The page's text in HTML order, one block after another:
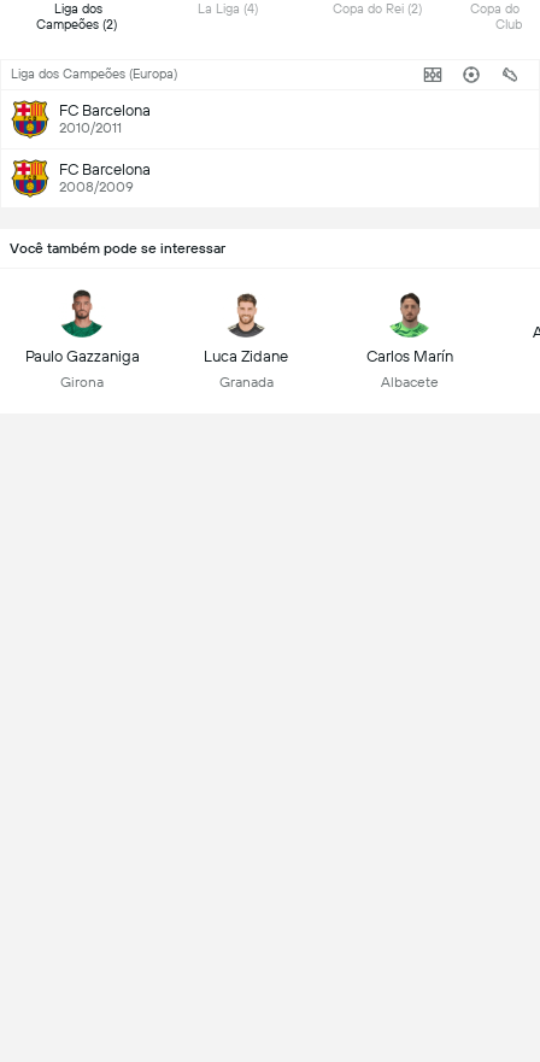
Liga dos
Campeões (2)
La Liga (4) Copa do Rei (2) Copa do
Liga dos Campeões (Europa)
FC Barcelona
2010/2011
FC Barcelona
2008/2009
Você também pode se interessar
Paulo Gazzaniga
Girona
Luca Zidane
Granada
Carlos Marín
Albacete